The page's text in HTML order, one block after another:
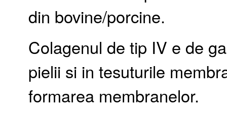
din bovine/porcine.
Colagenul de tip IV e de
pielii si in tesuturile
formarea membranelor.